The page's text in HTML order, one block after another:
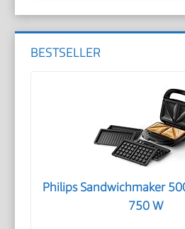
BESTSELLER
Philips Sandwichmaker
750 W